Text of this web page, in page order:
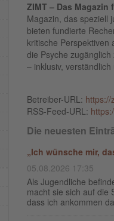
ZIMT – Das Magazin
Magazin, das speziell
bieten fundierte
kritische Perspektiven
die Psyche
– inklusiv,
Betreiber-URL: https://
RSS-Feed-URL:
Die neuesten
„Ich wünsche mir,
05.08.2026 17:35
Als Jugendliche
macht sie sich auf die
dass ich ankommen